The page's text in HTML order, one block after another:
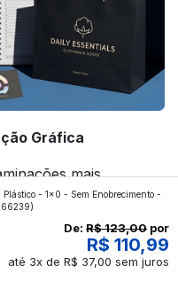
Gráfica
mais
FuturaIM? Então,
para você!
- 1x0 - Sem Enobrecimento -
De: R$ 123,00 por
R$ 110,99
até 3x de R$ 37,00 sem juros